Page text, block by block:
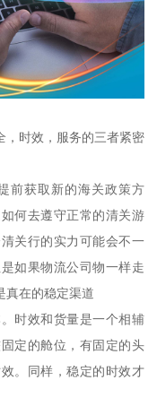
，时效，服务的三者紧密
前获取新的海关政策方
何去遵守正常的清关游
关行的实力可能会不一
如果物流公司物一样走
真在的稳定渠道
时效和货量是一个相辅
定的舱位，有固定的头
。同样，稳定的时效才